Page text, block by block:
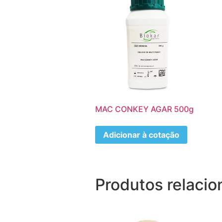
MAC CONKEY AGAR 500g
Adicionar à cotação
Produtos